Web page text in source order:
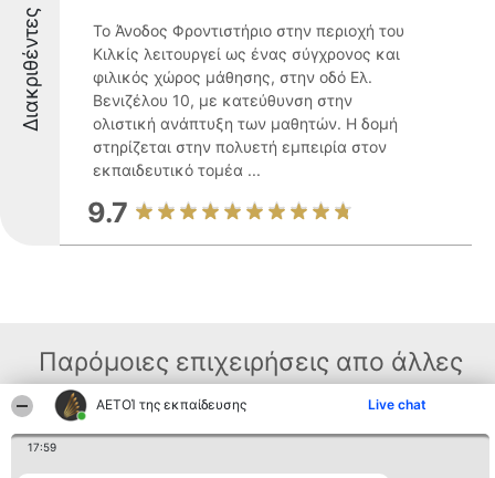
ΑΕΤΟΊ της εκπαίδευσης Live chat
17:59
Διακριθέντες
Το Άνοδος Φροντιστήριο στην περιοχή του
Κιλκίς λειτουργεί ως ένας σύγχρονος και
φιλικός χώρος μάθησης, στην οδό Ελ.
Βενιζέλου 10, με κατεύθυνση στην
ολιστική ανάπτυξη των μαθητών. Η δομή
στηρίζεται στην πολυετή εμπειρία στον
εκπαιδευτικό τομέα ...
9.7
Παρόμοιες επιχειρήσεις απο άλλες
περιοχές
Διοργανωτής της Κατάταξη Επικοινωνία